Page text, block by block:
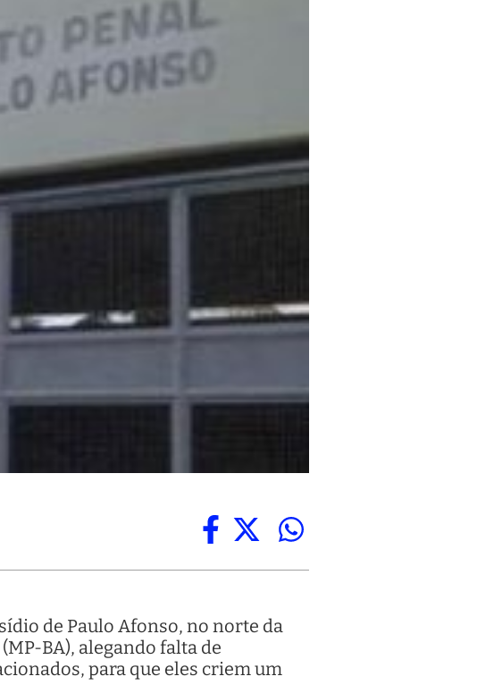
de Paulo Afonso, no norte da
BA), alegando falta de
para que eles criem um